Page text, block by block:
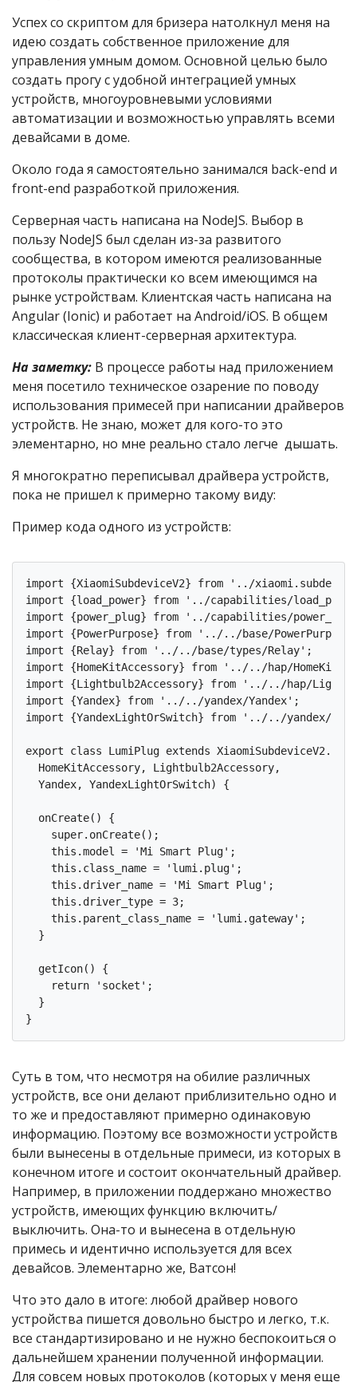
Успех со скриптом для бризера натолкнул меня на
идею создать собственное приложение для
управления умным домом. Основной целью было
создать прогу с удобной интеграцией умных
устройств, многоуровневыми условиями
автоматизации и возможностью управлять всеми
девайсами в доме.
Около года я самостоятельно занимался back-end и
front-end разработкой приложения.
Серверная часть написана на NodeJS. Выбор в
пользу NodeJS был сделан из-за развитого
сообщества, в котором имеются реализованные
протоколы практически ко всем имеющимся на
рынке устройствам. Клиентская часть написана на
Angular (Ionic) и работает на Android/iOS. В общем
классическая клиент-серверная архитектура.
На заметку: В процессе работы над приложением
меня посетило техническое озарение по поводу
использования примесей при написании драйверов
устройств. Не знаю, может для кого-то это
элементарно, но мне реально стало легче дышать.
Я многократно переписывал драйвера устройств,
пока не пришел к примерно такому виду:
Пример кода одного из устройств:
import {XiaomiSubdeviceV2} from '../
import {load_power} from '../capabilities/
import {power_plug} from '../capabilities/
import {PowerPurpose} from '../../base/
import {Relay} from '../../base/types/Relay';
import {HomeKitAccessory} from '../../hap/
import {Lightbulb2Accessory} from '../../hap/
import {Yandex} from '../../yandex/Yandex';
import {YandexLightOrSwitch} from '../../yandex/
export class LumiPlug extends
  HomeKitAccessory, Lightbulb2Accessory,
  Yandex, YandexLightOrSwitch) {
  onCreate() {
    super.onCreate();
    this.model = 'Mi Smart Plug';
    this.class_name = 'lumi.plug';
    this.driver_name = 'Mi Smart Plug';
    this.driver_type = 3;
    this.parent_class_name = 'lumi.gateway';
  }
  getIcon() {
    return 'socket';
  }
Суть в том, что несмотря на обилие различных
устройств, все они делают приблизительно одно и
то же и предоставляют примерно одинаковую
информацию. Поэтому все возможности устройств
были вынесены в отдельные примеси, из которых в
конечном итоге и состоит окончательный драйвер.
Например, в приложении поддержано множество
устройств, имеющих функцию включить/
выключить. Она-то и вынесена в отдельную
примесь и идентично используется для всех
девайсов. Элементарно же, Ватсон!
Что это дало в итоге: любой драйвер нового
устройства пишется довольно быстро и легко, т.к.
все стандартизировано и не нужно беспокоиться о
дальнейшем хранении полученной информации.
Для совсем новых протоколов (которых у меня еще